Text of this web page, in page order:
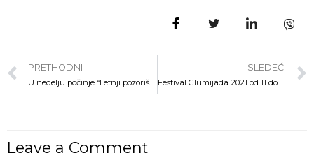
PRETHODNI
U nedelju počinje “Letnji pozorišni maraton” za decu
SLEDEĆI
Festival Glumijada 2021 od 11 do 13.juna
Leave a Comment